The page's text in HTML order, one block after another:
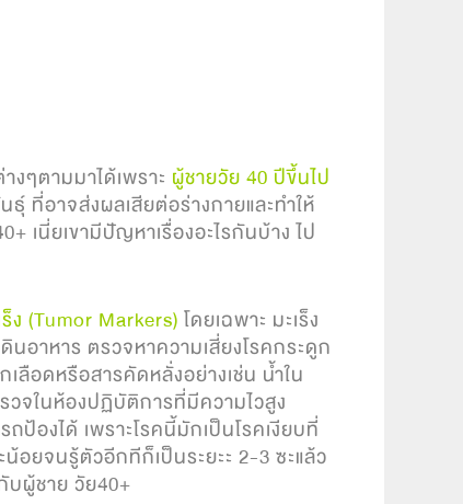
ๆตามมาได้เพราะ ผู้ชายวัย 40 ปีขึ้นไป
ที่อาจส่งผลเสียต่อร่างกายและทำให้
เนี่ยเขามีปัญหาเรื่องอะไรกันบ้าง ไป
ง (Tumor Markers)โดยเฉพาะ มะเร็ง
นอาหาร ตรวจหาความเสี่ยงโรคกระดูก
ลือดหรือสารคัดหลั่งอย่างเช่น น้ำใน
จในห้องปฏิบัติการที่มีความไวสูง
ถป้องได้ เพราะโรคนี้มักเป็นโรคเงียบที่
อยจนรู้ตัวอีกทีก็เป็นระยะะ 2-3 ซะแล้ว
ผู้ชาย วัย40+